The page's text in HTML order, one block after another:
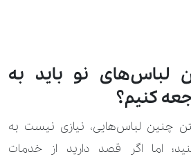
لباس‌های نو باید به
کنیم؟
چنین لباس‌هایی، نیازی نیست به
اما اگر قصد دارید از خدمات